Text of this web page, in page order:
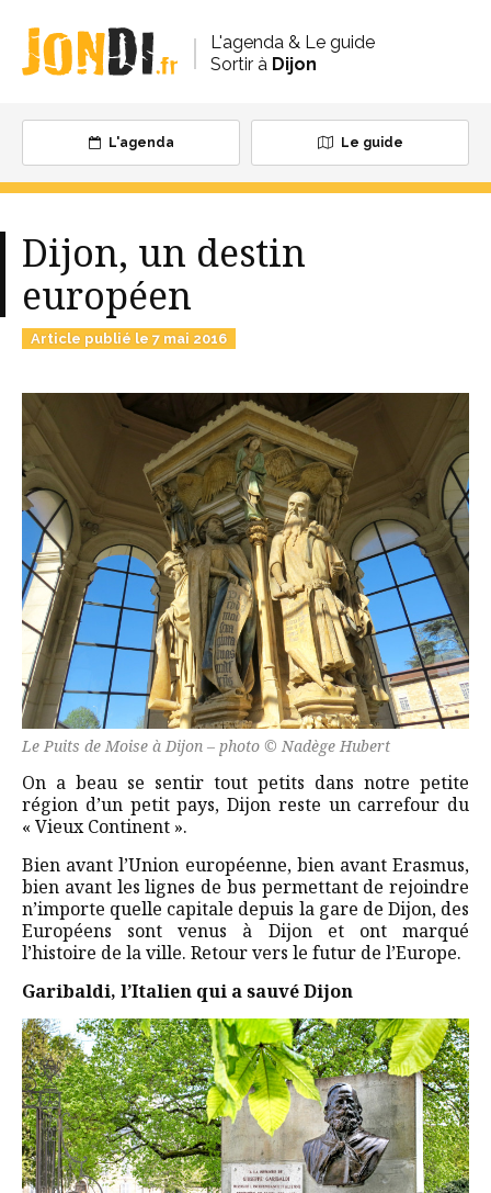
L'agenda & Le guide
Sortir à Dijon
Le guide
L'agenda
Dijon, un destin
européen
Article publié le 7 mai 2016
Le Puits de Moise à Dijon – photo © Nadège Hubert
On a beau se sentir tout petits dans notre petite
région d’un petit pays, Dijon reste un carrefour du
« Vieux Continent ».
Bien avant l’Union européenne, bien avant Erasmus,
bien avant les lignes de bus permettant de rejoindre
n’importe quelle capitale depuis la gare de Dijon, des
Européens sont venus à Dijon et ont marqué
l’histoire de la ville. Retour vers le futur de l’Europe.
Garibaldi, l’Italien qui a sauvé Dijon